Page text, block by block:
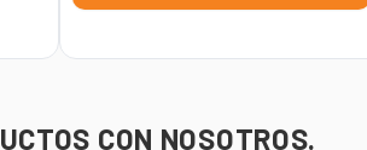
CON NOSOTROS.